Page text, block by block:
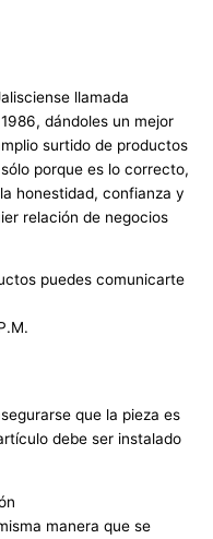
llamada
dándoles un mejor
surtido de productos
porque es lo correcto,
honestidad, confianza y
relación de negocios
puedes comunicarte
que la pieza es
debe ser instalado
manera que se